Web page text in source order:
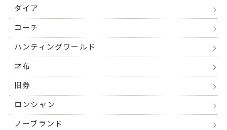
ダイア
コーチ
ハンティングワールド
財布
旧券
ロンシャン
ノーブランド